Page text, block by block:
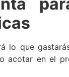
lo que
acotar en el